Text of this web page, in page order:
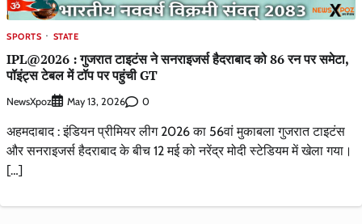
SPORTS STATE
IPL@2026 : गुजरात टाइटंस ने सनराइजर्स हैदराबाद को 86 रन पर समेटा,
पॉइंट्स टेबल में टॉप पर पहुंची GT
NewsXpoz May 13, 2026 0
अहमदाबाद : इंडियन प्रीमियर लीग 2026 का 56वां मुकाबला गुजरात टाइटंस
और सनराइजर्स हैदराबाद के बीच 12 मई को नरेंद्र मोदी स्टेडियम में खेला गया।
[…]